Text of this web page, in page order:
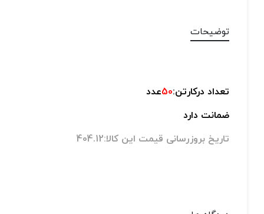
توضیحات
تعداد درکارتن:50عدد
ضمانت دارد
تاریخ بروزرسانی قیمت این کالا:404.12